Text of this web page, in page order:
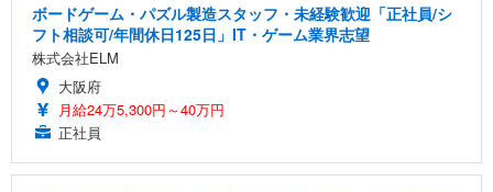
ボードゲーム・パズル製造スタッフ・未経験歓迎「正社員/シ
フト相談可/年間休日125日」IT・ゲーム業界志望
株式会社ELM
大阪府
月給24万5,300円～40万円
正社員